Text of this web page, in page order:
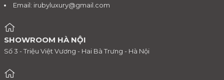
Email: irubyluxury@gmail.com
SHOWROOM HÀ NỘI
Số 3 - Triệu Việt Vương - Hai Bà Trưng - Hà Nội